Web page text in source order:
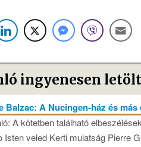
ingyenesen
Balzac: A Nucingen-ház és más
A kötetben található
Isten veled Kerti mulatság Pierre